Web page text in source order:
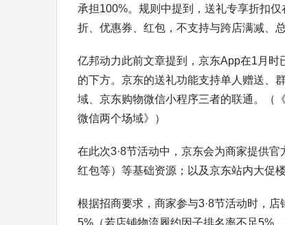
承担100%。规则中提到，送礼专享折扣
折、优惠券、红包，不支持与跨店满减、
亿邦动力此前文章提到，京东App在1月时
的下方。京东的送礼功能支持单人赠送、
域、京东购物微信小程序三者的联通。（
微信两个场域》）
在此次3·8节活动中，京东会为商家提供
红包等）等基础资源；以及京东站内大促
根据招商要求，商家参与3·8节活动时，
5%（若店铺物流履约因子排名率不足5%